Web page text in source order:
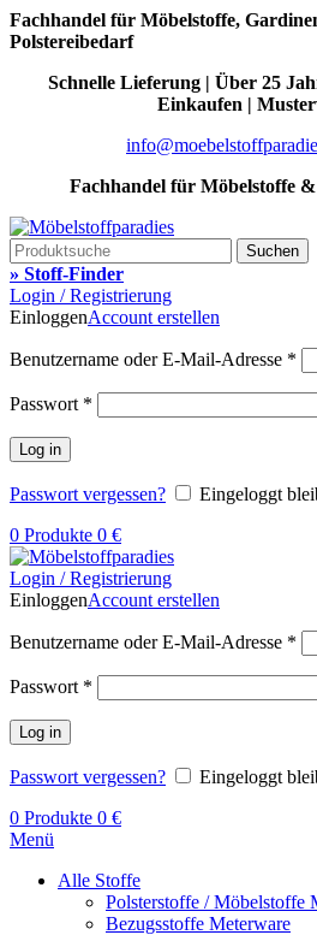
Fachhandel für Möbelstoffe,
Polstereibedarf
Schnelle Lieferung | Über 25
Einkaufen |
Fachhandel für Möbelstoffe
Suchen
» Stoff-Finder
Login / Registrierung
EinloggenAccount erstellen
Benutzername oder E-Mail-Adresse *
Passwort *
Log in
Passwort vergessen?
Eingeloggt
0 Produkte 0 €
Login / Registrierung
EinloggenAccount erstellen
Benutzername oder E-Mail-Adresse *
Passwort *
Log in
Passwort vergessen?
Eingeloggt
0 Produkte 0 €
Menü
Alle Stoffe
Polsterstoffe / Möbelstoffe
Bezugsstoffe Meterware